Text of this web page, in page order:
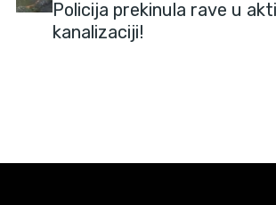
Policija prekinula rave u
kanalizaciji!